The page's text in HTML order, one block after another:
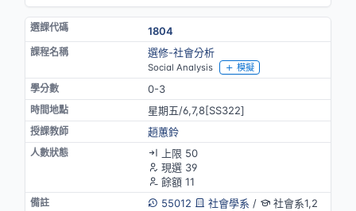
1804
選修-社會分析
Social Analysis 模擬
0-3
星期五/6,7,8[SS322]
趙蕙鈴
上限 50
現選 39
餘額 11
55012
社會學系 / 社會系1,2